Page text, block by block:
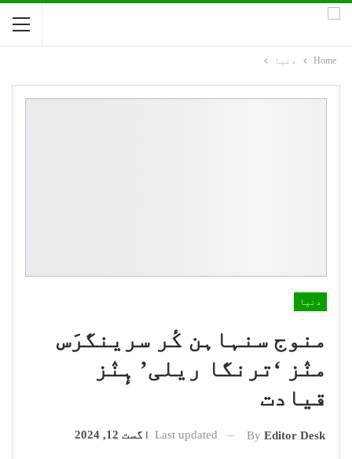
Home دنیا
دنیا
منوج سنہاہن کٔر سرینگرَس
منٛز ‘ترنگا ریلی’ ہٕنٛز
قیادت
By Editor Desk
Last updated اگست 12, 2024